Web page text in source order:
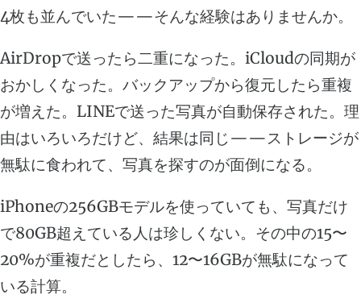
4枚も並んでいた——そんな経験はありませんか。
AirDropで送ったら二重になった。iCloudの同期が
おかしくなった。バックアップから復元したら重複
が増えた。LINEで送った写真が自動保存された。理
由はいろいろだけど、結果は同じ——ストレージが
無駄に食われて、写真を探すのが面倒になる。
iPhoneの256GBモデルを使っていても、写真だけ
で80GB超えている人は珍しくない。その中の15〜
20%が重複だとしたら、12〜16GBが無駄になって
いる計算。